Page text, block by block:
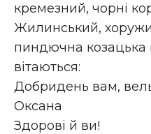
кремезний, чорні
Жилинський,
пиндючна козацька
вітаються:
Добридень вам,
Оксана
Здорові й ви!